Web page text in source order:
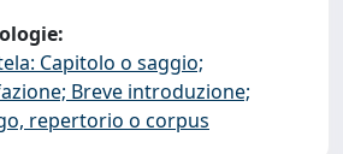
Capitolo o saggio;
Breve introduzione;
repertorio o corpus